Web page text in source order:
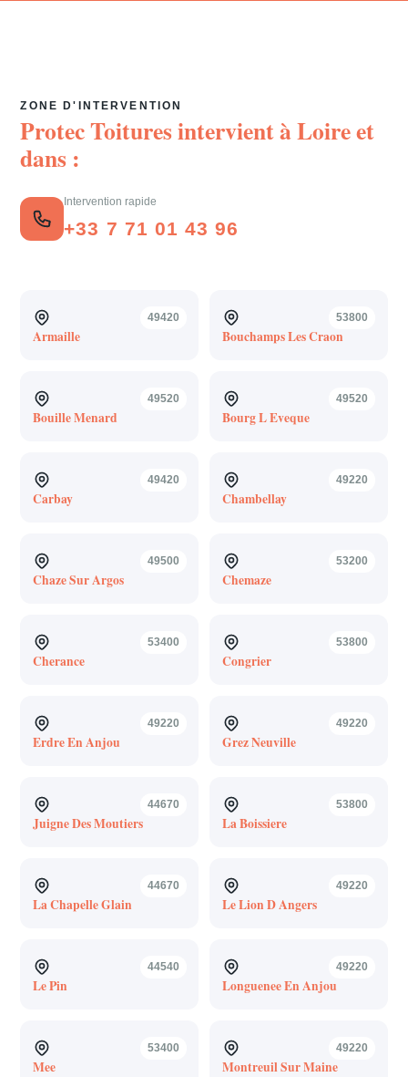
ZONE D'INTERVENTION
Protec Toitures intervient àLoireet
dans :
Intervention rapide
+33 7 71 01 43 96
49420
Armaille
53800
Bouchamps Les Craon
49520
Bouille Menard
49520
Bourg L Eveque
49420
Carbay
49220
Chambellay
49500
Chaze Sur Argos
53200
Chemaze
53400
Cherance
53800
Congrier
49220
Erdre En Anjou
49220
Grez Neuville
44670
Juigne Des Moutiers
53800
La Boissiere
44670
La Chapelle Glain
49220
Le Lion D Angers
44540
Le Pin
49220
Longuenee En Anjou
53400
Mee
49220
Montreuil Sur Maine